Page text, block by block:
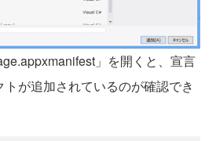
」を開くと、宣言
が追加されているのが確認でき